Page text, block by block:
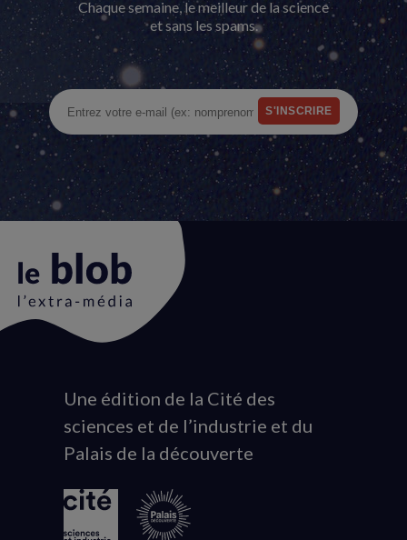
Chaque semaine, le meilleur de la science
et sans les spams.
Animation
du
logo
Une édition de la Cité des
sciences et de l’industrie et du
Palais de la découverte